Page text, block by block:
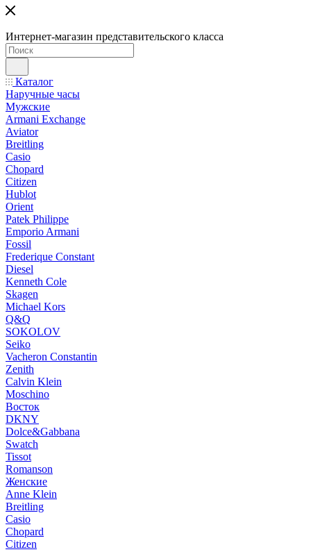
Интернет-магазин представительского класса
Каталог
Наручные часы
Мужские
Armani Exchange
Aviator
Breitling
Casio
Chopard
Citizen
Hublot
Orient
Patek Philippe
Emporio Armani
Fossil
Frederique Constant
Diesel
Kenneth Cole
Skagen
Michael Kors
Q&Q
SOKOLOV
Seiko
Vacheron Constantin
Zenith
Calvin Klein
Moschino
Восток
DKNY
Dolce&Gabbana
Swatch
Tissot
Romanson
Женские
Anne Klein
Breitling
Casio
Chopard
Citizen